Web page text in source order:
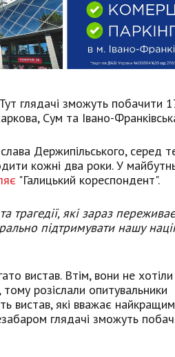
глядачі зможуть побачити
Сум та Івано-
Держипільського, серед
кожні два роки. У
"Галицький кореспондент".
трагедії, які зараз
підтримувати нашу
вистав. Втім, вони не хотіли
розіслали опитувальники
вистав, які вважає
глядачі зможуть